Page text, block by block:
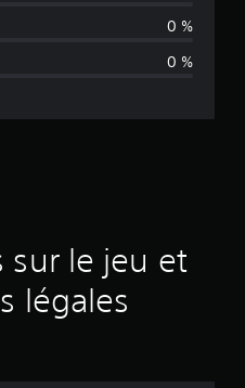
n
d
a
0 %
0 %
sur le jeu et
légales